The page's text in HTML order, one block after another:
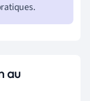
au